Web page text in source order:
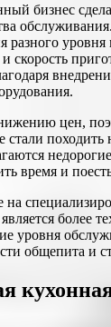
бизнес
разного
скорость
цен,
стали походить
время и
на
более
уровня
общепита и